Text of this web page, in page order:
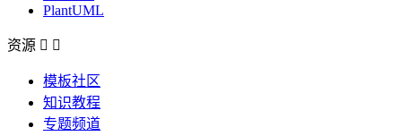
PlantUML
资源  
模板社区
知识教程
专题频道